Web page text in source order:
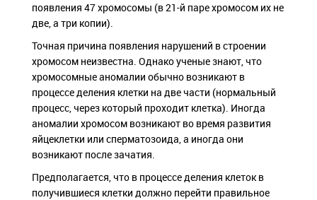
появления 47 хромосомы (в 21-й паре хромосом их не
две, а три копии).
Точная причина появления нарушений в строении
хромосом неизвестна. Однако ученые знают, что
хромосомные аномалии обычно возникают в
процессе деления клетки на две части (нормальный
процесс, через который проходит клетка). Иногда
аномалии хромосом возникают во время развития
яйцеклетки или сперматозоида, а иногда они
возникают после зачатия.
Предполагается, что в процессе деления клеток в
получившиеся клетки должно перейти правильное